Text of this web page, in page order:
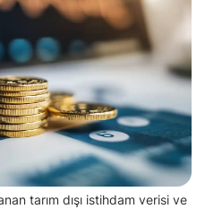
tarım dışı istihdam verisi ve